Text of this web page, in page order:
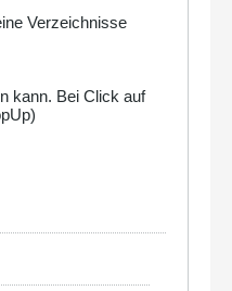
Verzeichnisse
kann. Bei Click auf